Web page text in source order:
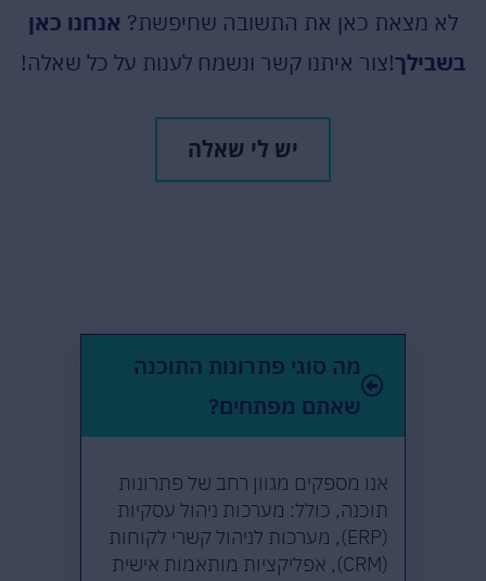
מה סוגי פתרונות התוכנה
שאתם מפתחים?
אנו מספקים מגוון רחב של פתרונות
תוכנה, כולל: מערכות ניהול עסקיות
(ERP), מערכות לניהול קשרי לקוחות
(CRM), אפליקציות מותאמות אישית
לא מצאת כאן את התשובה שחיפשת? אנחנו כאן
בשבילך!צור איתנו קשר ונשמח לענות על כל שאלה!
יש לי שאלה